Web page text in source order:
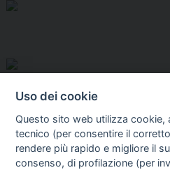
Uso dei cookie
Questo sito web utilizza cookie,
tecnico (per consentire il
rendere più rapido e migliore il
consenso, di profilazione (per